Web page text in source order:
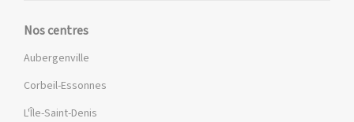
Nos centres
Aubergenville
Corbeil-Essonnes
L'Île-Saint-Denis